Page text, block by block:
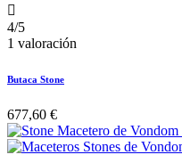

4/5
1 valoración
Butaca Stone
677,60 €